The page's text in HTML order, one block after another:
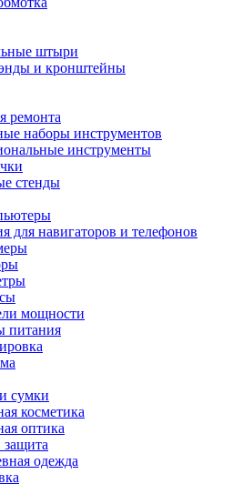
штыри
и кронштейны
ремонта
наборы инструментов
инструменты
стенды
для навигаторов и телефонов
мощности
питания
сумки
косметика
оптика
одежда